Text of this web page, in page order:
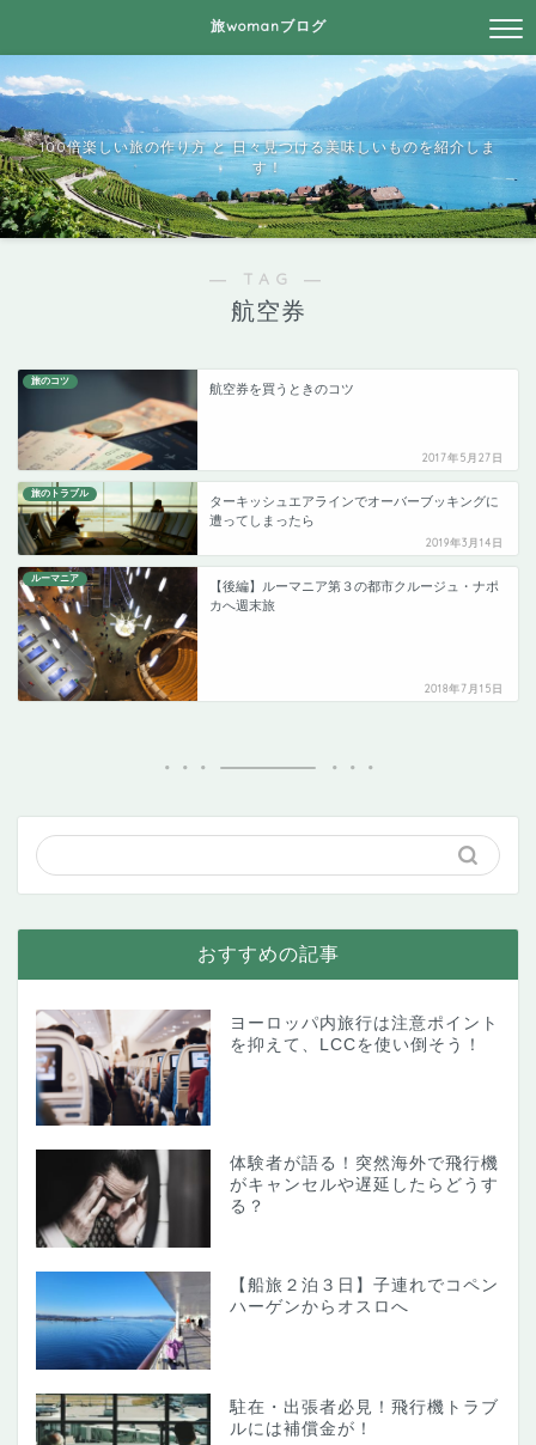
旅womanブログ
100倍楽しい旅の作り方 と 日々見つける美味しいものを紹介しま
す！
― TAG ―
航空券
旅のコツ
航空券を買うときのコツ
2017年5月27日
旅のトラブル
ターキッシュエアラインでオーバーブッキングに
遭ってしまったら
2019年3月14日
ルーマニア
【後編】ルーマニア第３の都市クルージュ・ナポ
カへ週末旅
2018年7月15日
おすすめの記事
ヨーロッパ内旅行は注意ポイント
を抑えて、LCCを使い倒そう！
体験者が語る！突然海外で飛行機
がキャンセルや遅延したらどうす
る？
【船旅２泊３日】子連れでコペン
ハーゲンからオスロへ
駐在・出張者必見！飛行機トラブ
ルには補償金が！